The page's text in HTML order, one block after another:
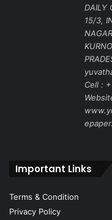
DAILY
15/3,
Cell :
Important Links
Terms & Condition
Privacy Policy